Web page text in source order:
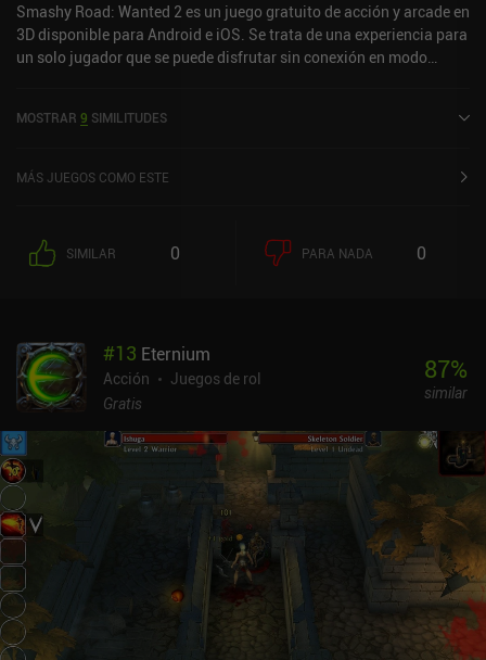
Smashy Road: Wanted 2 es un juego gratuito de acción y arcade en
3D disponible para Android e iOS. Se trata de una experiencia para
un solo jugador que se puede disfrutar sin conexión en modo
Google Play y de 4,8 sobre 5,0 en la App Store de iOS.
MOSTRAR 9 SIMILITUDES
MÁS JUEGOS COMO ESTE
SIMILAR 0 PARA NADA 0
#13 Eternium
Acción
Juegos de rol
Gratis
87%
similar